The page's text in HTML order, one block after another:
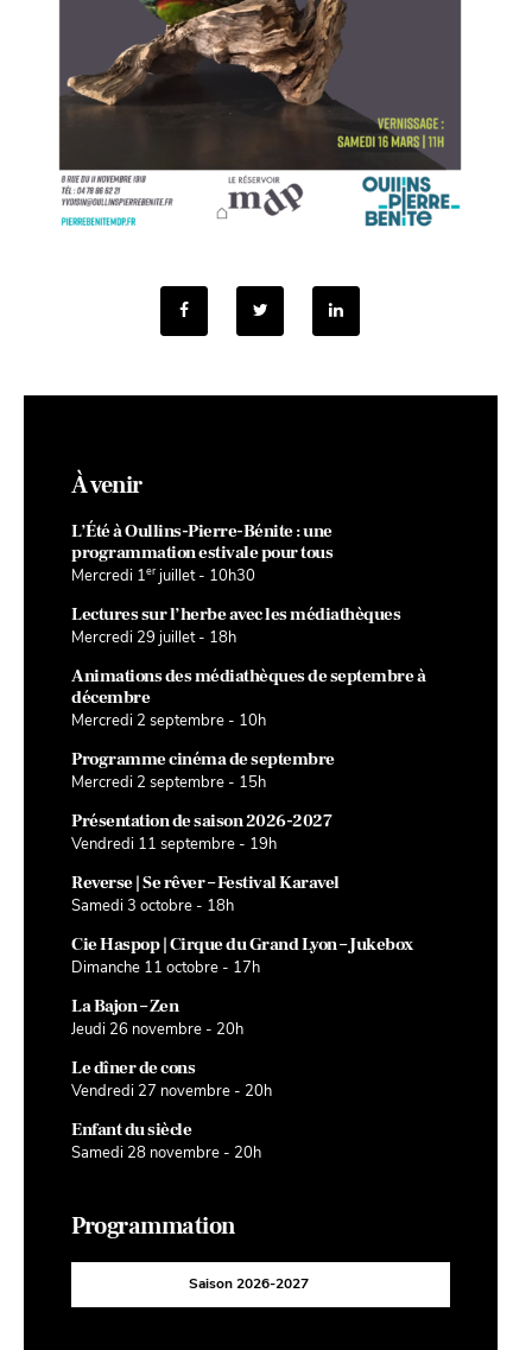
À venir
L’Été à Oullins-Pierre-Bénite : une
programmation estivale pour tous
Mercredi 1er juillet - 10h30
Lectures sur l’herbe avec les médiathèques
Mercredi 29 juillet - 18h
Animations des médiathèques de septembre à
décembre
Mercredi 2 septembre - 10h
Programme cinéma de septembre
Mercredi 2 septembre - 15h
Présentation de saison 2026-2027
Vendredi 11 septembre - 19h
Reverse | Se rêver – Festival Karavel
Samedi 3 octobre - 18h
Cie Haspop | Cirque du Grand Lyon – Jukebox
Dimanche 11 octobre - 17h
La Bajon – Zen
Jeudi 26 novembre - 20h
Le dîner de cons
Vendredi 27 novembre - 20h
Enfant du siècle
Samedi 28 novembre - 20h
Programmation
Saison 2026-2027